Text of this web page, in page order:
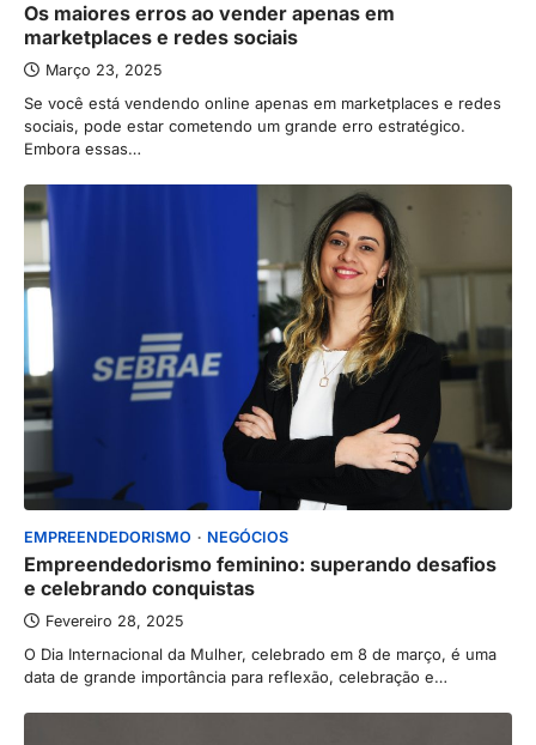
Os maiores erros ao vender apenas em
marketplaces e redes sociais
Março 23, 2025
Se você está vendendo online apenas em marketplaces e redes
sociais, pode estar cometendo um grande erro estratégico.
Embora essas…
EMPREENDEDORISMO NEGÓCIOS
Empreendedorismo feminino: superando desafios
e celebrando conquistas
Fevereiro 28, 2025
O Dia Internacional da Mulher, celebrado em 8 de março, é uma
data de grande importância para reflexão, celebração e…